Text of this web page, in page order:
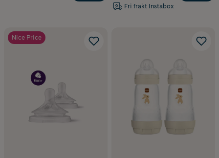
Fri frakt Instabox
Nice Price